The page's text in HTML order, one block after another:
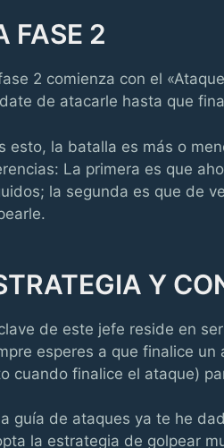
FASE 2
2 comienza con el
de atacarle hasta que
esto, la batalla es más o
La primera es que
la segunda es que de
Y
de este jefe reside en
esperes a que finalice un
cuando finalice el ataque)
guía de ataques ya te he
la estrategia de golpear